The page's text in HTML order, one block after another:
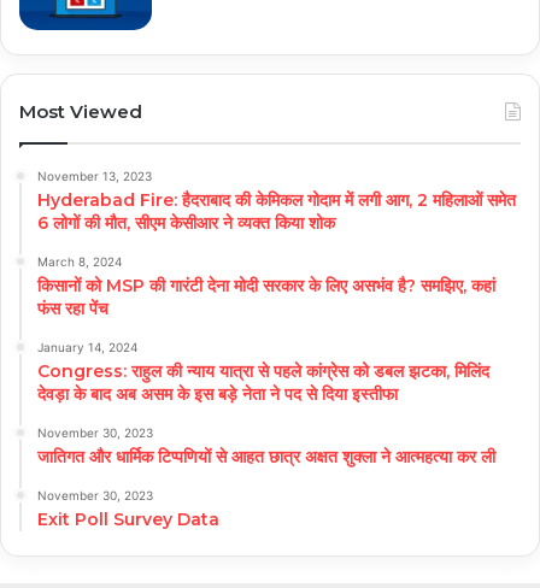
Most Viewed
November 13, 2023
Hyderabad Fire: हैदराबाद की केमिकल गोदाम में लगी आग, 2 महिलाओं समेत
6 लोगों की मौत, सीएम केसीआर ने व्यक्त किया शोक
March 8, 2024
किसानों को MSP की गारंटी देना मोदी सरकार के लिए असभंव है? समझिए, कहां
फंस रहा पेंच
January 14, 2024
Congress: राहुल की न्याय यात्रा से पहले कांग्रेस को डबल झटका, मिलिंद
देवड़ा के बाद अब असम के इस बड़े नेता ने पद से दिया इस्तीफा
November 30, 2023
जातिगत और धार्मिक टिप्पणियों से आहत छात्र अक्षत शुक्ला ने आत्महत्या कर ली
November 30, 2023
Exit Poll Survey Data